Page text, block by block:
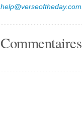
help@verseoftheday.com
Commentaires